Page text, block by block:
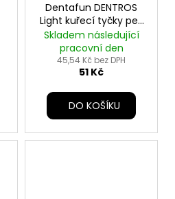
Dentafun DENTROS
Light kuřecí tyčky pes
180g TR
Skladem následující
pracovní den
45,54 Kč bez DPH
51 Kč
DO KOŠÍKU